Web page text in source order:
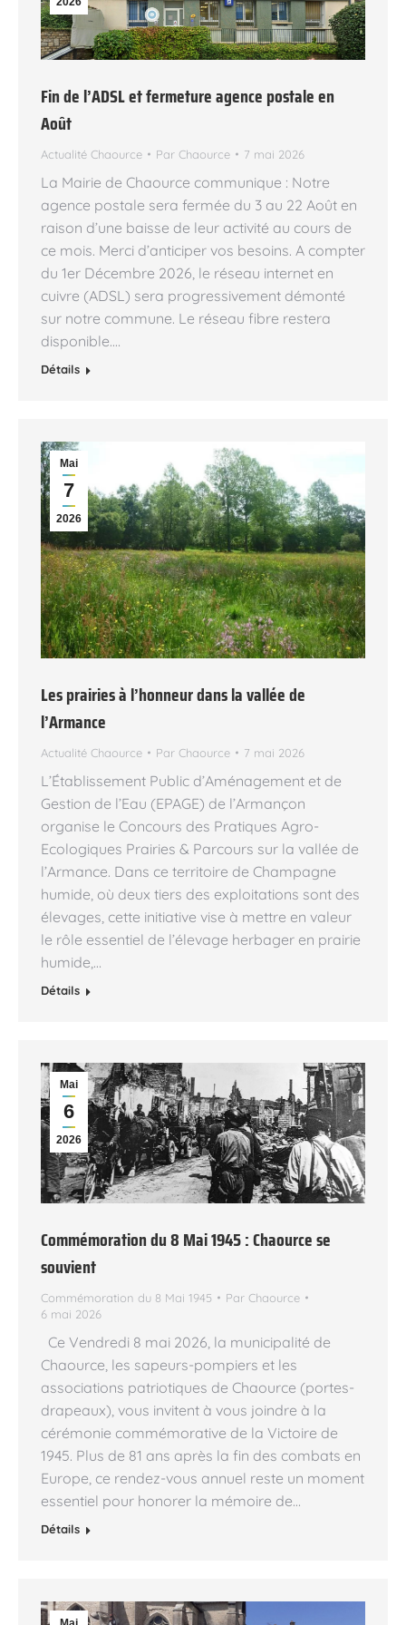
Fin de l’ADSL et fermeture agence postale en
Août
Actualité Chaource Par Chaource 7 mai 2026
La Mairie de Chaource communique : Notre
agence postale sera fermée du 3 au 22 Août en
raison d’une baisse de leur activité au cours de
ce mois. Merci d’anticiper vos besoins. A compter
du 1er Décembre 2026, le réseau internet en
cuivre (ADSL) sera progressivement démonté
sur notre commune. Le réseau fibre restera
disponible.…
Détails
Mai
7
2026
Les prairies à l’honneur dans la vallée de
l’Armance
Actualité Chaource Par Chaource 7 mai 2026
L’Établissement Public d’Aménagement et de
Gestion de l’Eau (EPAGE) de l’Armançon
organise le Concours des Pratiques Agro-
Ecologiques Prairies & Parcours sur la vallée de
l’Armance. Dans ce territoire de Champagne
humide, où deux tiers des exploitations sont des
élevages, cette initiative vise à mettre en valeur
le rôle essentiel de l’élevage herbager en prairie
humide,…
Détails
Mai
6
2026
Commémoration du 8 Mai 1945 : Chaource se
souvient
Commémoration du 8 Mai 1945 Par Chaource
6 mai 2026
Ce Vendredi 8 mai 2026, la municipalité de
Chaource, les sapeurs-pompiers et les
associations patriotiques de Chaource (portes-
drapeaux), vous invitent à vous joindre à la
cérémonie commémorative de la Victoire de
1945. Plus de 81 ans après la fin des combats en
Europe, ce rendez-vous annuel reste un moment
essentiel pour honorer la mémoire de…
Détails